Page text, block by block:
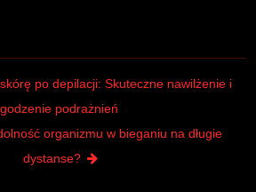
po depilacji: Skuteczne nawilżenie i
podrażnień
organizmu w bieganiu na długie
dystanse?